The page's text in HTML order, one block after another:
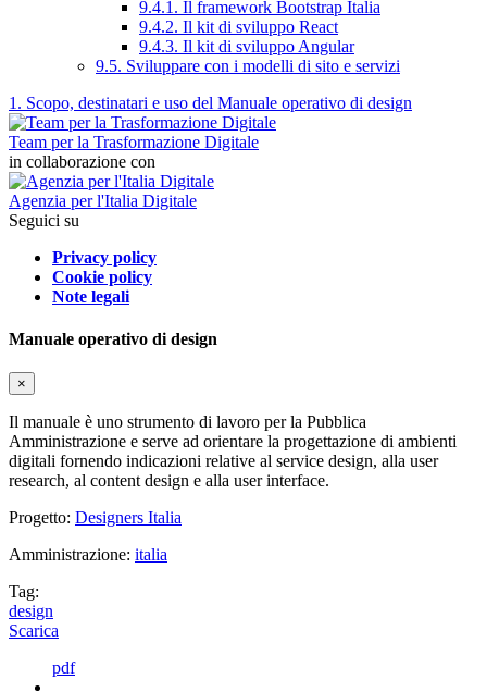
9.4.1. Il framework Bootstrap Italia
9.4.2. Il kit di sviluppo React
9.4.3. Il kit di sviluppo Angular
9.5. Sviluppare con i modelli di sito e servizi
1. Scopo, destinatari e uso del Manuale operativo di design
Team per la Trasformazione Digitale
in collaborazione con
Agenzia per l'Italia Digitale
Seguici su
Privacy policy
Cookie policy
Note legali
Manuale operativo di design
×
Il manuale è uno strumento di lavoro per la Pubblica
Amministrazione e serve ad orientare la progettazione di ambienti
digitali fornendo indicazioni relative al service design, alla user
research, al content design e alla user interface.
Progetto: Designers Italia
Amministrazione: italia
Tag:
design
Scarica
pdf